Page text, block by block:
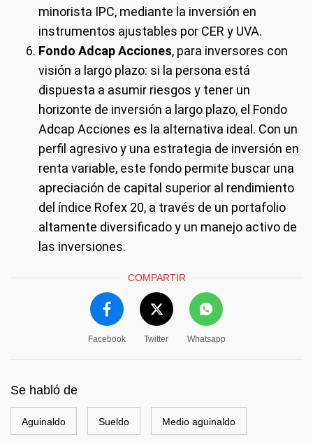
minorista IPC, mediante la inversión en
instrumentos ajustables por CER y UVA.
Fondo Adcap Acciones, para inversores con
visión a largo plazo: si la persona está
dispuesta a asumir riesgos y tener un
horizonte de inversión a largo plazo, el Fondo
Adcap Acciones es la alternativa ideal. Con un
perfil agresivo y una estrategia de inversión en
renta variable, este fondo permite buscar una
apreciación de capital superior al rendimiento
del índice Rofex 20, a través de un portafolio
altamente diversificado y un manejo activo de
las inversiones.
COMPARTIR
Facebook Twitter Whatsapp
Se habló de
Aguinaldo Sueldo Medio aguinaldo